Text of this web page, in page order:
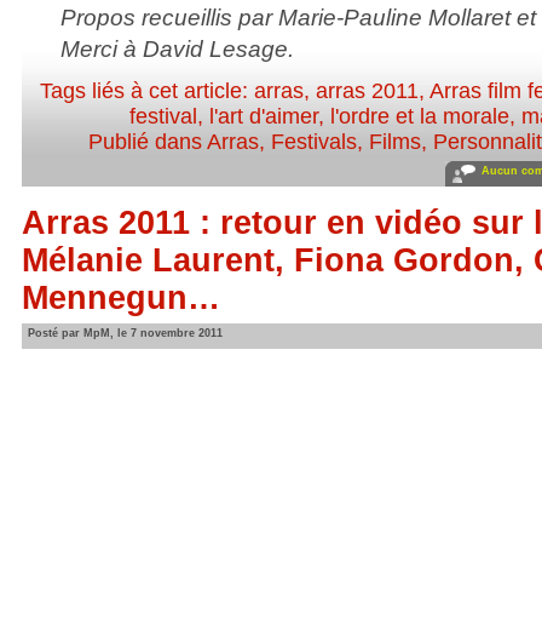
Propos recueillis par Marie-Pauline Mollaret
Merci à David Lesage.
Tags liés à cet article:arras,arras 2011,Arras film
festival , l'art d'aimer, l'ordre et la morale,
Publié dans Arras, Festivals, Films,
Aucun
Arras 2011 : retour en vidéo sur
Mélanie Laurent, Fiona Gordon,
Mennegun…
Posté par MpM, le 7 novembre 2011